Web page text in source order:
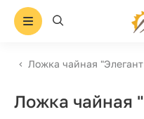
Ложка чайная
Ложка чайная